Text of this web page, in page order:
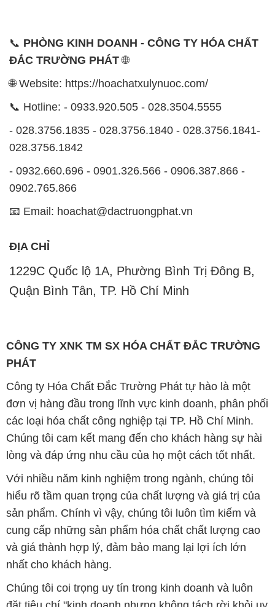
📞 PHÒNG KINH DOANH - CÔNG TY HÓA CHẤT
ĐẮC TRƯỜNG PHÁT🌐
🌐 Website: https://hoachatxulynuoc.com/
📞 Hotline: - 0933.920.505 - 028.3504.5555
- 028.3756.1835 - 028.3756.1840 - 028.3756.1841-
028.3756.1842
- 0932.660.696 - 0901.326.566 - 0906.387.866 -
0902.765.866
📧 Email: hoachat@dactruongphat.vn
ĐỊA CHỈ
1229C Quốc lộ 1A, Phường Bình Trị Đông B,
Quận Bình Tân, TP. Hồ Chí Minh
CÔNG TY XNK TM SX HÓA CHẤT ĐẮC TRƯỜNG
PHÁT
Công ty Hóa Chất Đắc Trường Phát tự hào là một
đơn vị hàng đầu trong lĩnh vực kinh doanh, phân phối
các loại hóa chất công nghiệp tại TP. Hồ Chí Minh.
Chúng tôi cam kết mang đến cho khách hàng sự hài
lòng và đáp ứng nhu cầu của họ một cách tốt nhất.
Với nhiều năm kinh nghiệm trong ngành, chúng tôi
hiểu rõ tầm quan trọng của chất lượng và giá trị của
sản phẩm. Chính vì vậy, chúng tôi luôn tìm kiếm và
cung cấp những sản phẩm hóa chất chất lượng cao
và giá thành hợp lý, đảm bảo mang lại lợi ích lớn
nhất cho khách hàng.
Chúng tôi coi trọng uy tín trong kinh doanh và luôn